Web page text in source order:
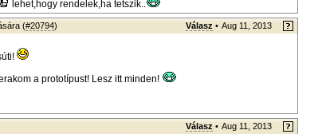
lehet,hogy rendelek,ha tetszik..
(#20794) Válasz • Aug 11, 2013
a prototípust! Lesz itt minden!
Válasz • Aug 11, 2013